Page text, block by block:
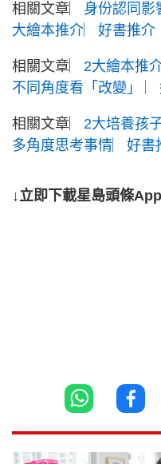
相關文章︳ 身份認同影
大繪本推介︳好書推介
相關文章︳ 2大繪本推
不同角度看「改變」
相關文章︳ 2大培養孩
多角度思考事情︳好書
↓立即下載星島頭條